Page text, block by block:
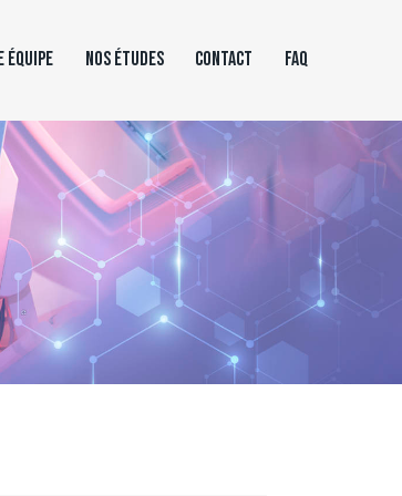
ÉQUIPE NOS ÉTUDES CONTACT FAQ